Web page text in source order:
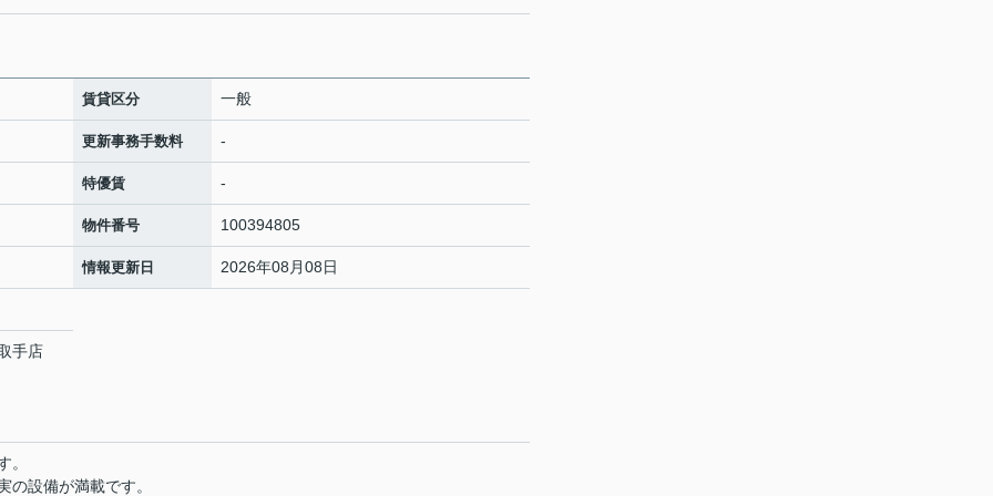
賃貸区分 一般
更新事務手数料 -
特優賃 -
物件番号 100394805
情報更新日 2026年08月08日
手店
。
の設備が満載です。